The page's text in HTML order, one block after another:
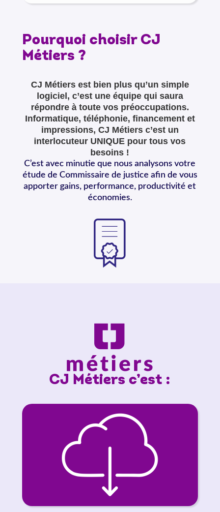
Pourquoi choisir CJ
Métiers ?
CJ Métiers est bien plus qu’un simple
logiciel, c’est une équipe qui saura
répondre à toute vos préoccupations.
Informatique, téléphonie, financement et
impressions, CJ Métiers c’est un
interlocuteur UNIQUE pour tous vos
besoins !
C’est avec minutie que nous analysons votre
étude de Commissaire de justice afin de vous
apporter gains, performance, productivité et
économies.
CJ Métiers c’est :